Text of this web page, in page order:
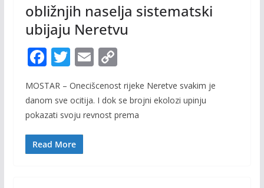
obližnjih naselja sistematski
ubijaju Neretvu
F
e
b
o
o
T
itt
er
E
m
ai
l
C
p
y
MOSTAR – Onecišcenost rijeke Neretve svakim je
danom sve ocitija. I dok se brojni ekolozi upinju
pokazati svoju revnost prema
Read More